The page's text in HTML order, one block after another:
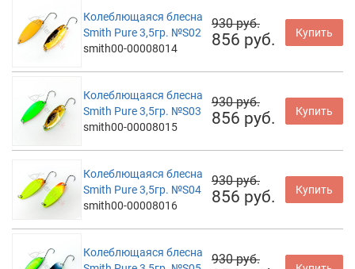
Колеблющаяся блесна
Smith Pure 3,5гр. №S02
smith00-00008014
930 руб.
856 руб. Купить
Колеблющаяся блесна
Smith Pure 3,5гр. №S03
smith00-00008015
930 руб.
856 руб. Купить
Колеблющаяся блесна
Smith Pure 3,5гр. №S04
smith00-00008016
930 руб.
856 руб. Купить
Колеблющаяся блесна
930 руб.